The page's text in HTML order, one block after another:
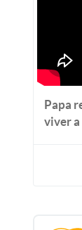
Papa
viver